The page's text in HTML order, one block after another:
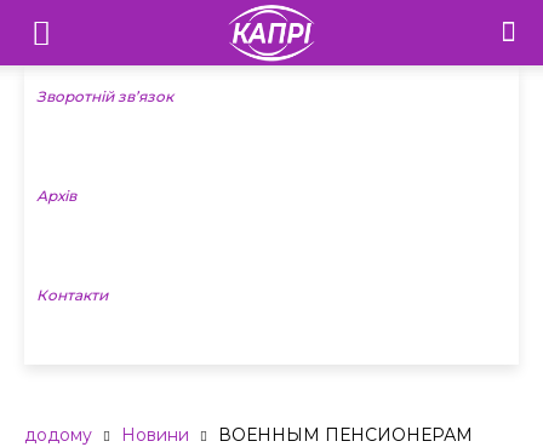
Телебачення
«Капрі»
Новини
Зворотній зв’язок
Архів
Контакти
додому Новини
ВОЕННЫМ ПЕНСИОНЕРАМ